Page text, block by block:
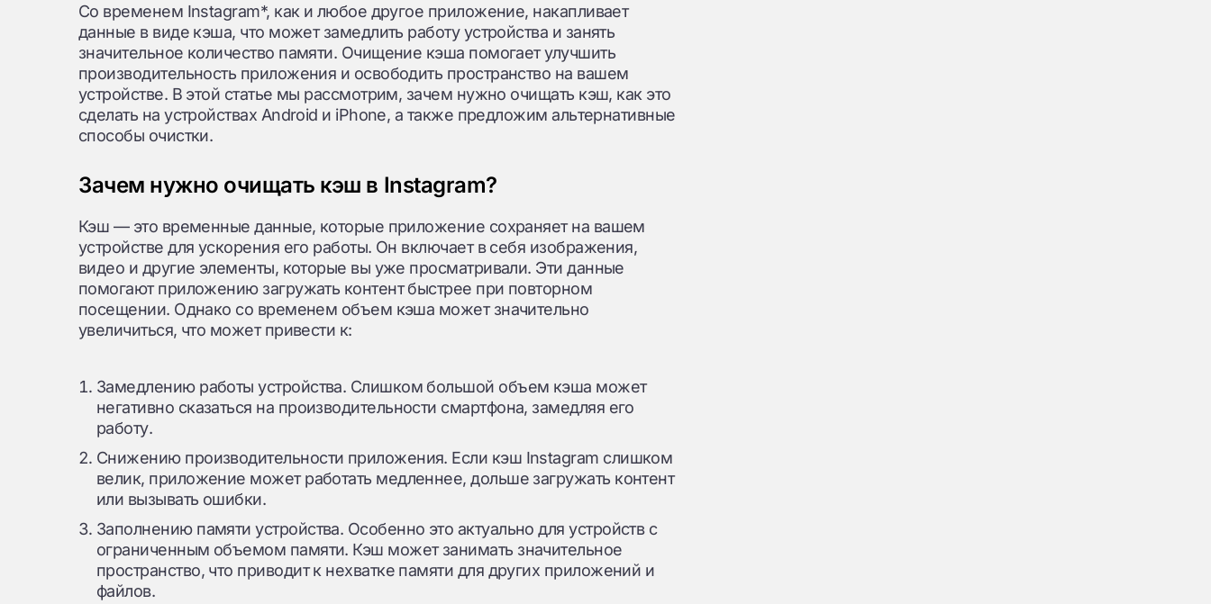
Со временем Instagram*, как и любое другое приложение, накапливает
данные в виде кэша, что может замедлить работу устройства и занять
значительное количество памяти. Очищение кэша помогает улучшить
производительность приложения и освободить пространство на вашем
устройстве. В этой статье мы рассмотрим, зачем нужно очищать кэш, как это
сделать на устройствах Android и iPhone, а также предложим альтернативные
способы очистки.
Зачем нужно очищать кэш в Instagram?
Кэш — это временные данные, которые приложение сохраняет на вашем
устройстве для ускорения его работы. Он включает в себя изображения,
видео и другие элементы, которые вы уже просматривали. Эти данные
помогают приложению загружать контент быстрее при повторном
посещении. Однако со временем объем кэша может значительно
увеличиться, что может привести к:
Замедлению работы устройства. Слишком большой объем кэша может
негативно сказаться на производительности смартфона, замедляя его
работу.
Снижению производительности приложения. Если кэш Instagram слишком
велик, приложение может работать медленнее, дольше загружать контент
или вызывать ошибки.
Заполнению памяти устройства. Особенно это актуально для устройств с
ограниченным объемом памяти. Кэш может занимать значительное
пространство, что приводит к нехватке памяти для других приложений и
файлов.